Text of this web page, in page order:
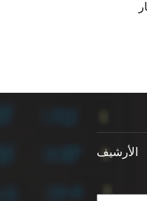
الأرشيف